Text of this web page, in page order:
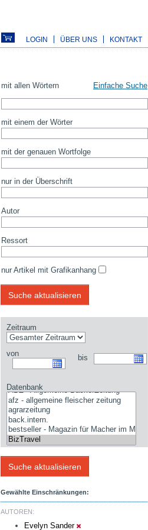
LOGIN ÜBER UNS KONTAKT
mit allen Wörtern Einfache Suche
mit einem der Wörter
mit der genauen Wortfolge
nur in der Überschrift
Autor
Ressort
nur Artikel mit Grafikanhang
Zeitraum
von bis
Datenbank
Gewählte Einschränkungen:
AUTOREN:
Evelyn Sander